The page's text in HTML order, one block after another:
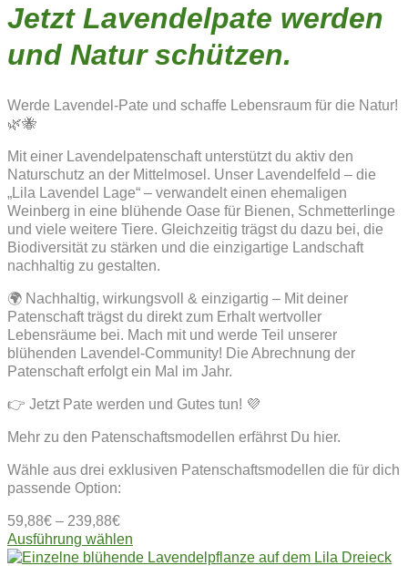
Jetzt Lavendelpate werden
und Natur schützen.
Werde Lavendel-Pate und schaffe Lebensraum für die Natur!
🌿🐝
Mit einer Lavendelpatenschaft unterstützt du aktiv den
Naturschutz an der Mittelmosel. Unser Lavendelfeld – die
„Lila Lavendel Lage“ – verwandelt einen ehemaligen
Weinberg in eine blühende Oase für Bienen, Schmetterlinge
und viele weitere Tiere. Gleichzeitig trägst du dazu bei, die
Biodiversität zu stärken und die einzigartige Landschaft
nachhaltig zu gestalten.
🌍 Nachhaltig, wirkungsvoll & einzigartig – Mit deiner
Patenschaft trägst du direkt zum Erhalt wertvoller
Lebensräume bei. Mach mit und werde Teil unserer
blühenden Lavendel-Community! Die Abrechnung der
Patenschaft erfolgt ein Mal im Jahr.
👉 Jetzt Pate werden und Gutes tun! 💜
Mehr zu den Patenschaftsmodellen erfährst Du hier.
Wähle aus drei exklusiven Patenschaftsmodellen die für dich
passende Option:
59,88€ – 239,88€
Ausführung wählen
Produkt